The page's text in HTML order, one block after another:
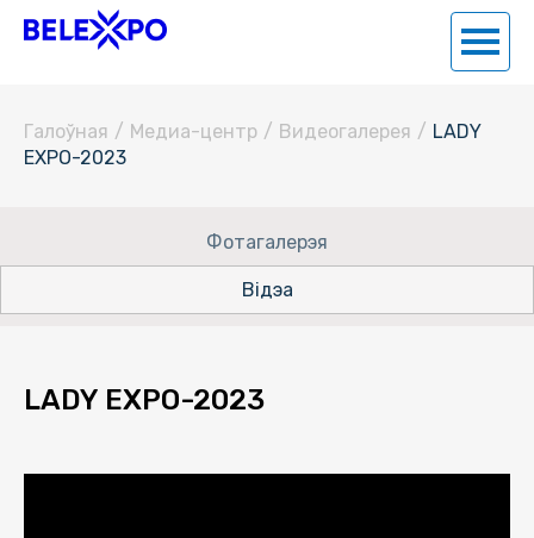
Галоўная / Медиа-центр / Видеогалерея / LADY
EXPO-2023
Фотагалерэя
Відэа
LADY EXPO-2023